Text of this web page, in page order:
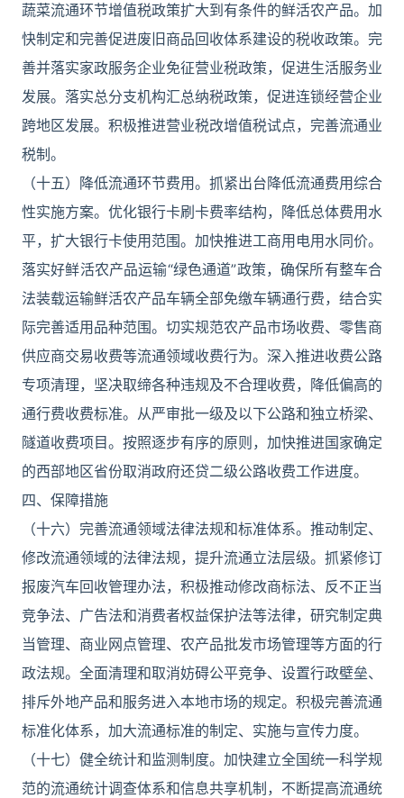
蔬菜流通环节增值税政策扩大到有条件的鲜活农产品。加
快制定和完善促进废旧商品回收体系建设的税收政策。完
善并落实家政服务企业免征营业税政策，促进生活服务业
发展。落实总分支机构汇总纳税政策，促进连锁经营企业
跨地区发展。积极推进营业税改增值税试点，完善流通业
税制。
（十五）降低流通环节费用。抓紧出台降低流通费用综合
性实施方案。优化银行卡刷卡费率结构，降低总体费用水
平，扩大银行卡使用范围。加快推进工商用电用水同价。
落实好鲜活农产品运输“绿色通道”政策，确保所有整车合
法装载运输鲜活农产品车辆全部免缴车辆通行费，结合实
际完善适用品种范围。切实规范农产品市场收费、零售商
供应商交易收费等流通领域收费行为。深入推进收费公路
专项清理，坚决取缔各种违规及不合理收费，降低偏高的
通行费收费标准。从严审批一级及以下公路和独立桥梁、
隧道收费项目。按照逐步有序的原则，加快推进国家确定
的西部地区省份取消政府还贷二级公路收费工作进度。
四、保障措施
（十六）完善流通领域法律法规和标准体系。推动制定、
修改流通领域的法律法规，提升流通立法层级。抓紧修订
报废汽车回收管理办法，积极推动修改商标法、反不正当
竞争法、广告法和消费者权益保护法等法律，研究制定典
当管理、商业网点管理、农产品批发市场管理等方面的行
政法规。全面清理和取消妨碍公平竞争、设置行政壁垒、
排斥外地产品和服务进入本地市场的规定。积极完善流通
标准化体系，加大流通标准的制定、实施与宣传力度。
（十七）健全统计和监测制度。加快建立全国统一科学规
范的流通统计调查体系和信息共享机制，不断提高流通统